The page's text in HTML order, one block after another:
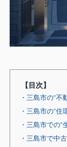
【目次】
・三島市の“
・三島市の“
・三島市での
・三島市で中